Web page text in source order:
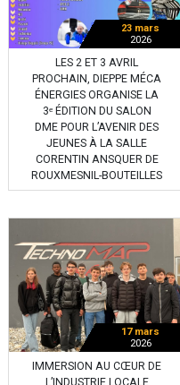
23 mars
2026
LES 2 ET 3 AVRIL
PROCHAIN, DIEPPE MÉCA
ÉNERGIES ORGANISE LA
3ᵉ ÉDITION DU SALON
DME POUR L’AVENIR DES
JEUNES À LA SALLE
CORENTIN ANSQUER DE
ROUXMESNIL-BOUTEILLES
17 mars
2026
IMMERSION AU CŒUR DE
L’INDUSTRIE LOCALE